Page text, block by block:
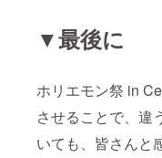
▼最後に
ホリエモン祭 in
させることで、違
いても、皆さんと